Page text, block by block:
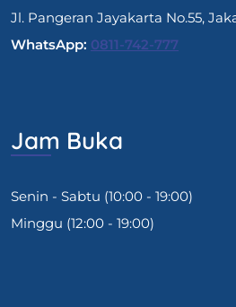
Jl. Pangeran Jayakarta No.55,
WhatsApp: 0811-742-777
Jam Buka
Senin - Sabtu (10:00 - 19:00)
Minggu (12:00 - 19:00)